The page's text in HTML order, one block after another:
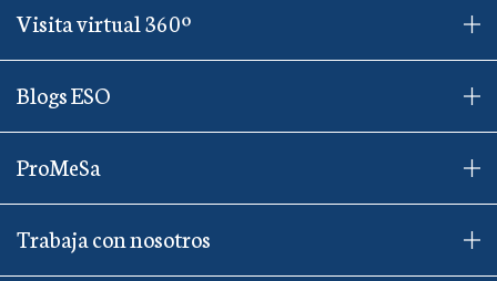
Visita virtual 360º
Blogs ESO
ProMeSa
Trabaja con nosotros